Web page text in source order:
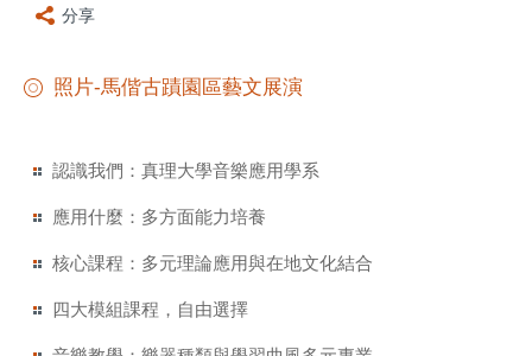
分享
照片-馬偕古蹟園區藝文展演
認識我們：真理大學音樂應用學系
應用什麼：多方面能力培養
核心課程：多元理論應用與在地文化結合
四大模組課程，自由選擇